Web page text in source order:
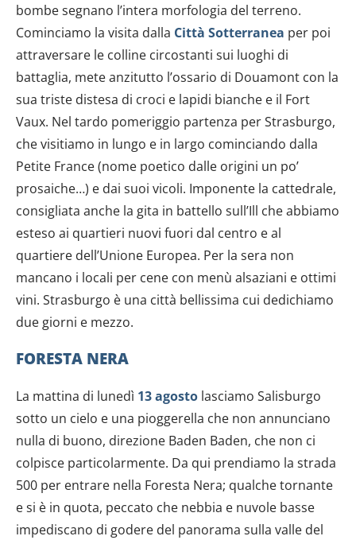
bombe segnano l’intera morfologia del terreno.
Cominciamo la visita dalla Città Sotterranea per poi
attraversare le colline circostanti sui luoghi di
battaglia, mete anzitutto l’ossario di Douamont con la
sua triste distesa di croci e lapidi bianche e il Fort
Vaux. Nel tardo pomeriggio partenza per Strasburgo,
che visitiamo in lungo e in largo cominciando dalla
Petite France (nome poetico dalle origini un po’
prosaiche…) e dai suoi vicoli. Imponente la cattedrale,
consigliata anche la gita in battello sull’Ill che abbiamo
esteso ai quartieri nuovi fuori dal centro e al
quartiere dell’Unione Europea. Per la sera non
mancano i locali per cene con menù alsaziani e ottimi
vini. Strasburgo è una città bellissima cui dedichiamo
due giorni e mezzo.
FORESTA NERA
La mattina di lunedì 13 agosto lasciamo Salisburgo
sotto un cielo e una pioggerella che non annunciano
nulla di buono, direzione Baden Baden, che non ci
colpisce particolarmente. Da qui prendiamo la strada
500 per entrare nella Foresta Nera; qualche tornante
e si è in quota, peccato che nebbia e nuvole basse
impediscano di godere del panorama sulla valle del